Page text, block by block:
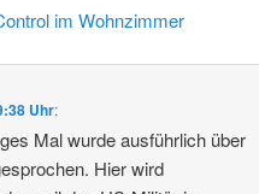
im Wohnzimmer
Uhr:
Mal wurde ausführlich über
Hier wird